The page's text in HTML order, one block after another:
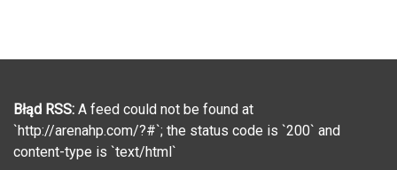
Błąd RSS: A feed could not be found at
`http://arenahp.com/?#`; the status code is `200` and
content-type is `text/html`